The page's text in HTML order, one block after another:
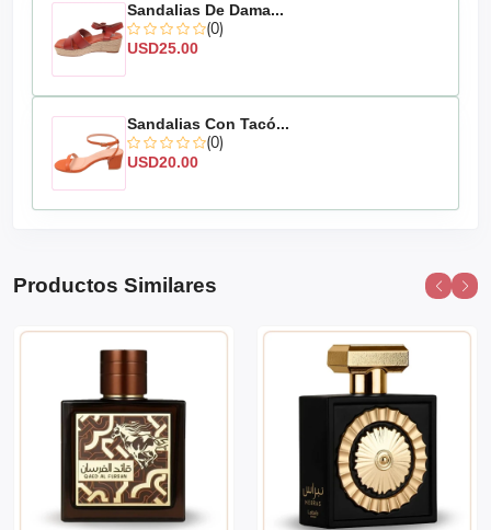
Sandalias De Dama...
(0)
USD25.00
Sandalias Con Tacó...
(0)
USD20.00
Productos Similares